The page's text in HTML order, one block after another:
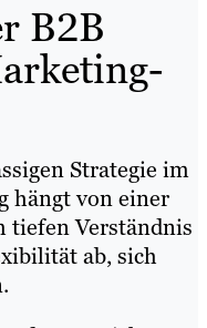
B2B
Strategie im
hängt von einer
tiefen Verständnis
ab, sich